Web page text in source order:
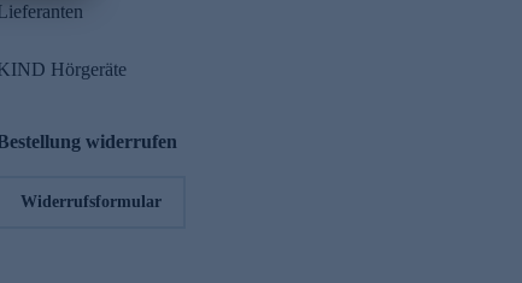
Hörgeräte
widerrufen
Widerrufsformular